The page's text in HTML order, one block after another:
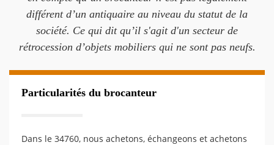
différent d’un antiquaire au niveau du statut de la
société. Ce qui dit qu’il s'agit d'un secteur de
rétrocession d’objets mobiliers qui ne sont pas neufs.
Particularités du brocanteur
Dans le 34760, nous achetons, échangeons et achetons